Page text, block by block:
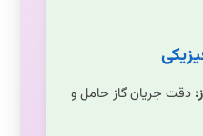
دقت جریان گاز حامل و